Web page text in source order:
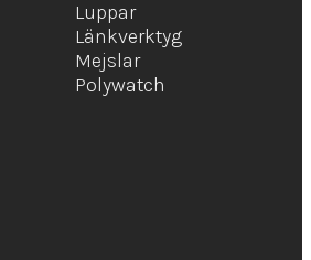
Luppar
Länkverktyg
Mejslar
Polywatch